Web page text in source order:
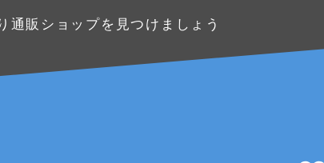
通販ショップを見つけましょう